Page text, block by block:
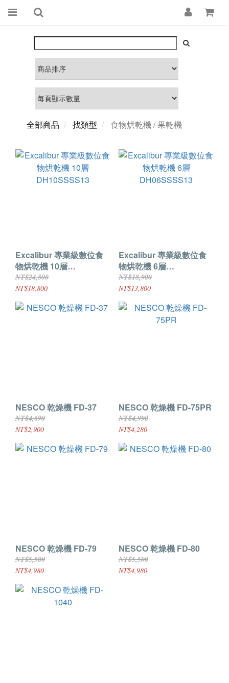
全部商品 找類型 食物烘乾機 / 果乾機
Excalibur 專業級數位食
物烘乾機 10層
DH10SSSS13
NT$24,800
NT$18,800
Excalibur 專業級數位食
物烘乾機 6層
DH06SSSS13
NT$18,900
NT$13,800
NESCO 乾燥機 FD-37
NT$4,690
NT$2,900
NESCO 乾燥機 FD-75PR
NT$4,990
NT$4,280
NESCO 乾燥機 FD-79
NT$5,500
NT$4,980
NESCO 乾燥機 FD-80
NT$5,500
NT$4,980